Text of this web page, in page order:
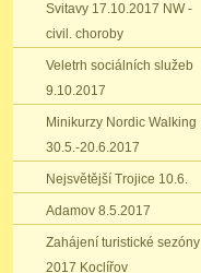
Svitavy 17.10.2017 NW -
civil. choroby
Veletrh sociálních služeb
9.10.2017
Minikurzy Nordic Walking
30.5.-20.6.2017
Nejsvětější Trojice 10.6.
Adamov 8.5.2017
Zahájení turistické sezóny
2017 Koclířov